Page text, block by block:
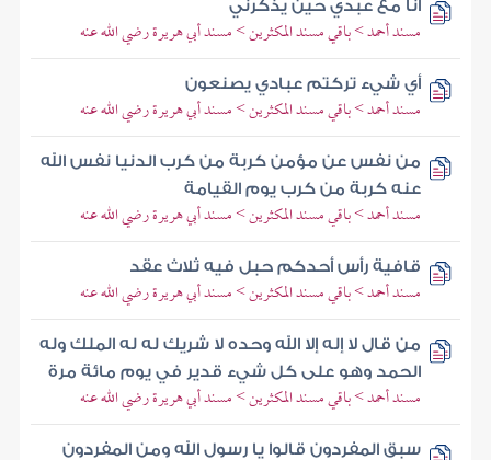
أنا مع عبدي حين يذكرني
مسند أحمد > باقي مسند المكثرين > مسند أبي هريرة رضي الله عنه
أي شيء تركتم عبادي يصنعون
مسند أحمد > باقي مسند المكثرين > مسند أبي هريرة رضي الله عنه
من نفس عن مؤمن كربة من كرب الدنيا نفس الله
عنه كربة من كرب يوم القيامة
مسند أحمد > باقي مسند المكثرين > مسند أبي هريرة رضي الله عنه
قافية رأس أحدكم حبل فيه ثلاث عقد
مسند أحمد > باقي مسند المكثرين > مسند أبي هريرة رضي الله عنه
من قال لا إله إلا الله وحده لا شريك له له الملك وله
الحمد وهو على كل شيء قدير في يوم مائة مرة
مسند أحمد > باقي مسند المكثرين > مسند أبي هريرة رضي الله عنه
سبق المفردون قالوا يا رسول الله ومن المفردون